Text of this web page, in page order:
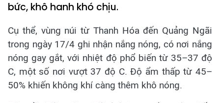
bức, khô hanh khó chịu.
Cụ thể, vùng núi từ Thanh Hóa đến Quảng Ngãi
trong ngày 17/4 ghi nhận nắng nóng, có nơi nắng
nóng gay gắt, với nhiệt độ phổ biến từ 35–37 độ
C, một số nơi vượt 37 độ C. Độ ẩm thấp từ 45–
50% khiến không khí càng thêm khô nóng.